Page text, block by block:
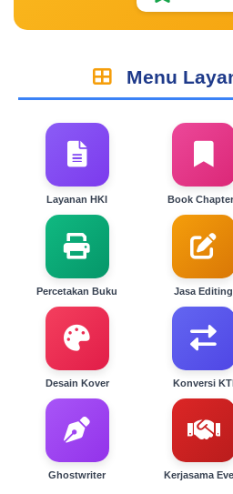
Menu
Layanan HKI Book
Percetakan Buku Jasa Editing
Desain Kover Konversi
Ghostwriter Kerjasama